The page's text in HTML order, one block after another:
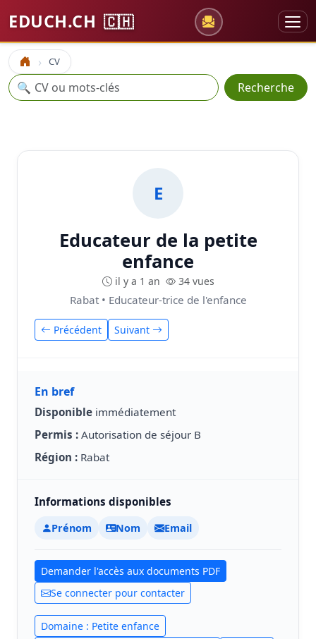
EDUCH.CH 🇨🇭
Accueil CV
Recherche
🔍 Recherche
E
Educateur de la petite
enfance
il y a 1 an 34 vues
Rabat • Educateur-trice de l'enfance
Précédent Suivant
En bref
Disponible immédiatement
Permis : Autorisation de séjour B
Région : Rabat
Informations disponibles
Prénom Nom Email
Demander l'accès aux documents PDF
Se connecter pour contacter
Domaine : Petite enfance